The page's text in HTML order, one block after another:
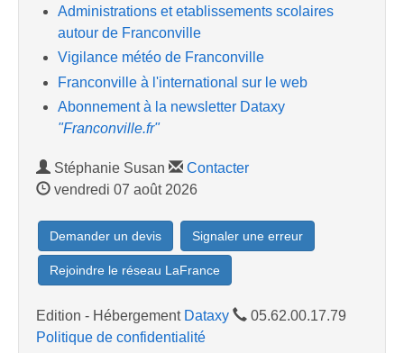
Administrations et etablissements scolaires
autour de Franconville
Vigilance météo de Franconville
Franconville à l'international sur le web
Abonnement à la newsletter Dataxy
"Franconville.fr"
Stéphanie Susan
Contacter
vendredi 07 août 2026
Demander un devis Signaler une erreur
Rejoindre le réseau LaFrance
Edition - Hébergement Dataxy
05.62.00.17.79
Politique de confidentialité